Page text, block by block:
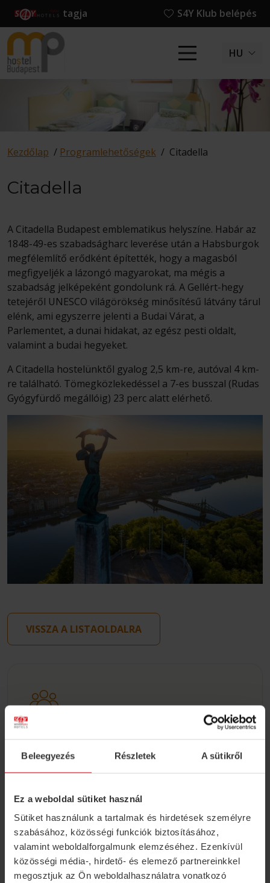
Beleegyezés Részletek A sütikről
Ez a weboldal sütiket használ
Sütiket használunk a tartalmak és hirdetések személyre
szabásához, közösségi funkciók biztosításához,
valamint weboldalforgalmunk elemzéséhez. Ezenkívül
közösségi média-, hirdető- és elemező partnereinkkel
megosztjuk az Ön weboldalhasználatra vonatkozó
tagja S4Y Klub belépés
HU
Kezdőlap / Programlehetőségek / Citadella
Citadella
A Citadella Budapest emblematikus helyszíne. Habár az
1848-49-es szabadságharc leverése után a Habsburgok
megfélemlítő erődként építették, hogy a magasból
megfigyeljék a lázongó magyarokat, ma mégis a
szabadság jelképeként gondolunk rá. A Gellért-hegy
tetejéről UNESCO világörökség minősítésű látvány tárul
elénk, ami egyszerre jelenti a Budai Várat, a
Parlementet, a dunai hidakat, az egész pesti oldalt,
valamint a budai hegyeket.
A Citadella hostelünktől gyalog 2,5 km-re, autóval 4 km-
re található. Tömegközlekedéssel a 7-es busszal (Rudas
Gyógyfürdő megállóig) 23 perc alatt elérhető.
VISSZA A LISTAOLDALRA
Nagyobb baráti társasággal utazna vagy
osztálykirándulást tervez? Válassza az MP
KITÖLTÖM AZ ŰRLAPOT